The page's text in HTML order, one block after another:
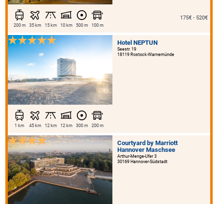
200 m 35 km 15 km 10 km 500 m 100 m
175€ - 520€
Hotel NEPTUN
Seestr. 19
18119 Rostock-Warnemünde
1 km 45 km 12 km 12 km 300 m 200 m
Courtyard by Marriott
Hannover Maschsee
Arthur-Menge-Ufer 3
30169 Hannover-Südstadt